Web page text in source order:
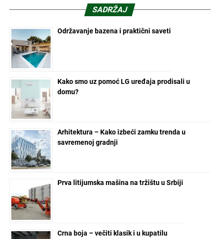
SADRŽAJ
Održavanje bazena i praktični saveti
Kako smo uz pomoć LG uređaja prodisali u
domu?
Arhitektura – Kako izbeći zamku trenda u
savremenoj gradnji
Prva litijumska mašina na tržištu u Srbiji
Crna boja – večiti klasik i u kupatilu